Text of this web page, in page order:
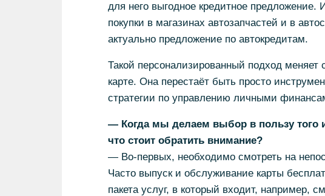
для него выгодное кредитное
покупки в магазинах автозапчастей и в
актуально предложение по автокредитам.
Такой персонализированный подход меняет
карте. Она перестаёт быть просто
стратегии по управлению личными
— Когда мы делаем выбор в пользу того
что стоит обратить внимание?
— Во-первых, необходимо смотреть на
Часто выпуск и обслуживание карты
пакета услуг, в который входит, например,